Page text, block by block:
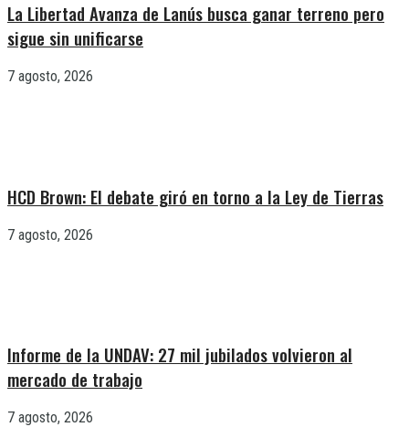
La Libertad Avanza de Lanús busca ganar terreno pero
sigue sin unificarse
7 agosto, 2026
HCD Brown: El debate giró en torno a la Ley de Tierras
7 agosto, 2026
Informe de la UNDAV: 27 mil jubilados volvieron al
mercado de trabajo
7 agosto, 2026